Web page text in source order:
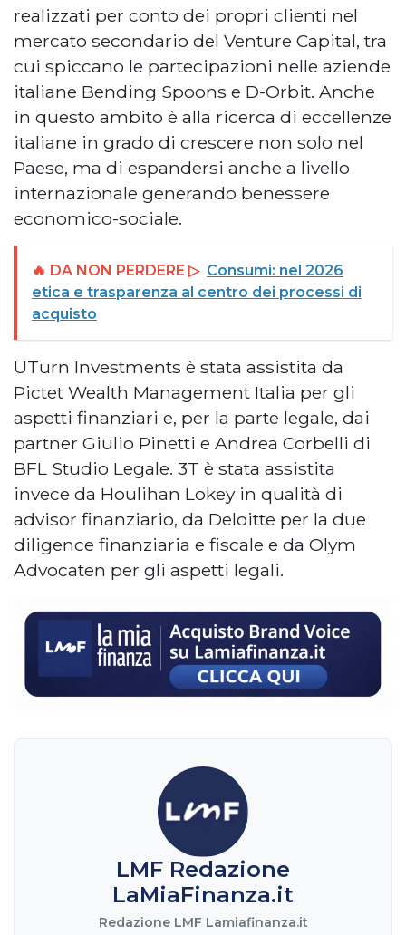
realizzati per conto dei propri clienti nel
mercato secondario del Venture Capital, tra
cui spiccano le partecipazioni nelle aziende
italiane Bending Spoons e D-Orbit. Anche
in questo ambito è alla ricerca di eccellenze
italiane in grado di crescere non solo nel
Paese, ma di espandersi anche a livello
internazionale generando benessere
economico-sociale.
🔥 DA NON PERDERE ▷ Consumi: nel 2026
etica e trasparenza al centro dei processi di
acquisto
UTurn Investments è stata assistita da
Pictet Wealth Management Italia per gli
aspetti finanziari e, per la parte legale, dai
partner Giulio Pinetti e Andrea Corbelli di
BFL Studio Legale. 3T è stata assistita
invece da Houlihan Lokey in qualità di
advisor finanziario, da Deloitte per la due
diligence finanziaria e fiscale e da Olym
Advocaten per gli aspetti legali.
LMF Redazione
LaMiaFinanza.it
Redazione LMF Lamiafinanza.it